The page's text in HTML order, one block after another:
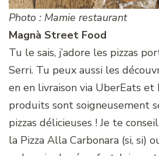
Photo : Mamie restaurant
Magnà Street Food
Tu le sais, j’adore les pizzas
Serri. Tu peux aussi les
en en livraison via UberEats et
produits sont soigneusement
pizzas délicieuses ! Je te
la Pizza Alla Carbonara (si, si)